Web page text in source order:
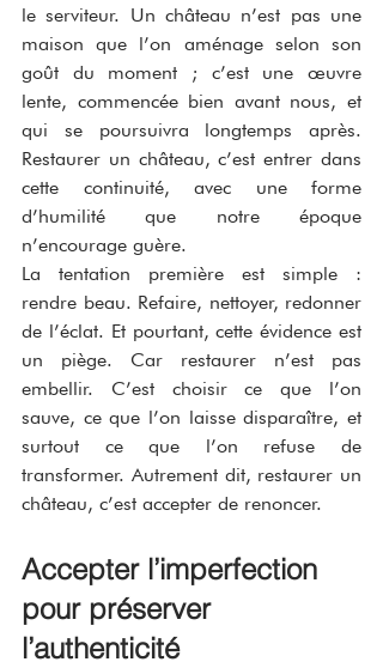
le serviteur. Un château n’est pas une
maison que l’on aménage selon son
goût du moment ; c’est une œuvre
lente, commencée bien avant nous, et
qui se poursuivra longtemps après.
Restaurer un château, c’est entrer dans
cette continuité, avec une forme
d’humilité que notre époque
n’encourage guère.
La tentation première est simple :
rendre beau. Refaire, nettoyer, redonner
de l’éclat. Et pourtant, cette évidence est
un piège. Car restaurer n’est pas
embellir. C’est choisir ce que l’on
sauve, ce que l’on laisse disparaître, et
surtout ce que l’on refuse de
transformer. Autrement dit, restaurer un
château, c’est accepter de renoncer.
Accepter l’imperfection
pour préserver
l’authenticité